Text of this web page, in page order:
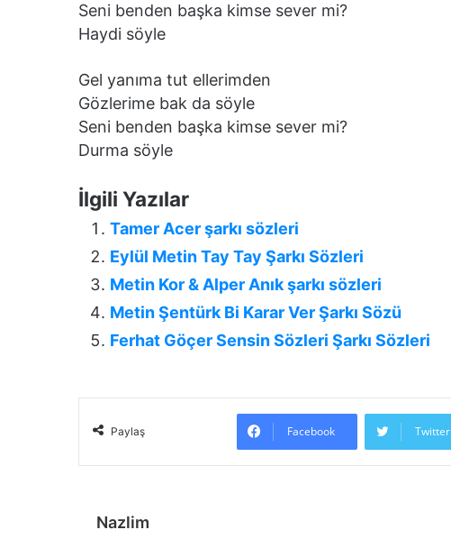
Seni benden başka kimse sever mi?
Haydi söyle
Gel yanıma tut ellerimden
Gözlerime bak da söyle
Seni benden başka kimse sever mi?
Durma söyle
İlgili Yazılar
Tamer Acer şarkı sözleri
Eylül Metin Tay Tay Şarkı Sözleri
Metin Kor & Alper Anık şarkı sözleri
Metin Şentürk Bi Karar Ver Şarkı Sözü
Ferhat Göçer Sensin Sözleri Şarkı Sözleri
Paylaş Facebook Twitter
Nazlim